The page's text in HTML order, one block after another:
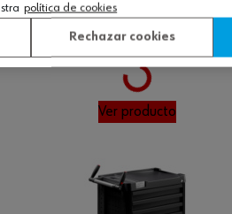
Loading...
Ver producto
política de cookies
Rechazar cookies